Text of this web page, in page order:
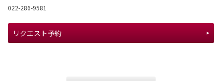
022-286-9581
リクエスト予約